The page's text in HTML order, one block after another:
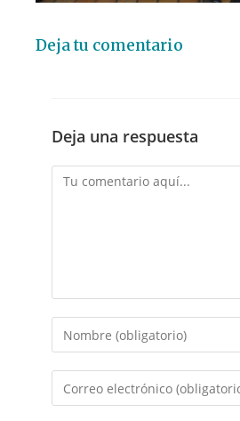
Deja tu comentario
Deja una respuesta